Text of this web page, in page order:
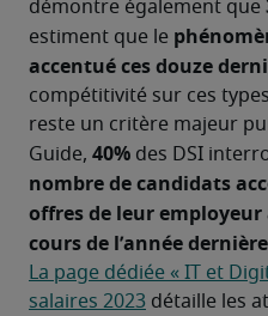
démontre également que
estiment que le
accentué ces douze
compétitivité sur ces
reste un critère majeur
Guide, 40% des DSI
nombre de candidats
offres de leur
cours de l’année dernière
La page dédiée « IT et
salaires 2023 détaille les